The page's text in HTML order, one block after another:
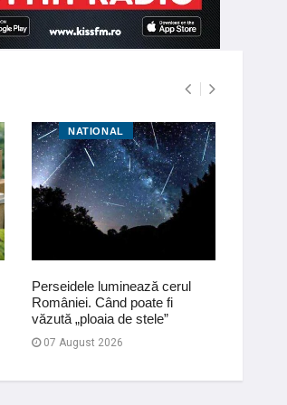
NATIONAL
Perseidele luminează cerul
României. Când poate fi
văzută „ploaia de stele”
07 August 2026